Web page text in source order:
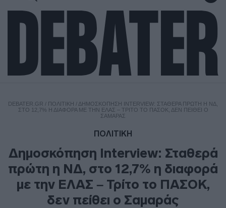
DEBATER.GR / ΠΟΛΙΤΙΚΗ / ΔΗΜΟΣΚΌΠΗΣΗ INTERVIEW: ΣΤΑΘΕΡΆ ΠΡΏΤΗ Η ΝΔ,
ΣΤΟ 12,7% Η ΔΙΑΦΟΡΆ ΜΕ ΤΗΝ ΕΛΑΣ – ΤΡΊΤΟ ΤΟ ΠΑΣΟΚ, ΔΕΝ ΠΕΊΘΕΙ Ο
ΣΑΜΑΡΆΣ
ΠΟΛΙΤΙΚΗ
Δημοσκόπηση Interview: Σταθερά
πρώτη η ΝΔ, στο 12,7% η διαφορά
με την ΕΛΑΣ – Τρίτο το ΠΑΣΟΚ,
δεν πείθει ο Σαμαράς